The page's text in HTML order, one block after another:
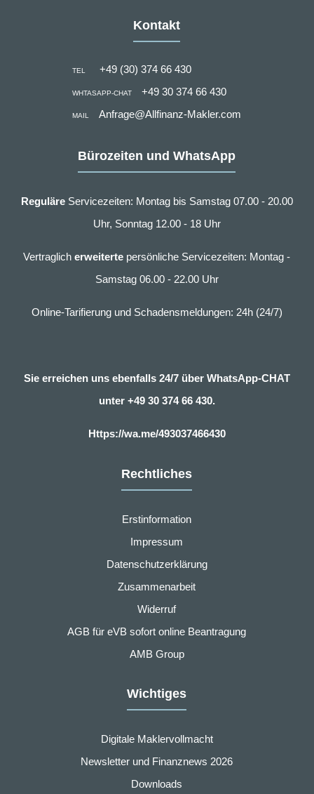
Kontakt
TEL +49 (30) 374 66 430
WHTASAPP-CHAT +49 30 374 66 430
MAIL Anfrage@Allfinanz-Makler.com
Bürozeiten und WhatsApp
ReguläreServicezeiten: Montag bis Samstag 07.00 - 20.00
Uhr, Sonntag 12.00 - 18 Uhr
Vertraglicherweiterte persönliche Servicezeiten: Montag -
Samstag 06.00 - 22.00 Uhr
Online-Tarifierung und Schadensmeldungen: 24h (24/7)
Sie erreichen uns ebenfalls 24/7 über WhatsApp-CHAT
unter +49 30 374 66 430.
Https://wa.me/493037466430
Rechtliches
Erstinformation
Impressum
Datenschutzerklärung
Zusammenarbeit
Widerruf
AGB für eVB sofort online Beantragung
AMB Group
Wichtiges
Digitale Maklervollmacht
Newsletter und Finanznews 2026
Downloads